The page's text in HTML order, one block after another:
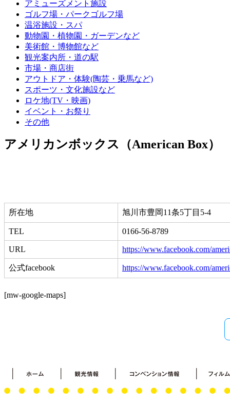
アミューズメント施設
ゴルフ場・パークゴルフ場
温浴施設・スパ
動物園・植物園・ガーデンなど
美術館・博物館など
観光案内所・道の駅
市場・商店街
アウトドア・体験(陶芸・乗馬など)
スポーツ・文化施設など
ロケ地(TV・映画)
イベント・お祭り
その他
アメリカンボックス（American Box）
所在地 旭川市豊岡11条5丁目5-4
TEL 0166-56-8789
URL https://www.facebook.com/
公式facebook https://www.facebook.com/
[mw-google-maps]